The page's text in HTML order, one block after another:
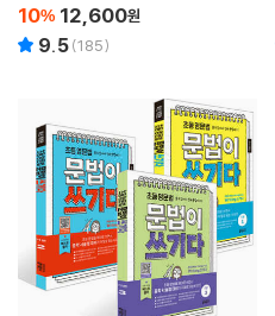
10% 12,600원
9.5(185)